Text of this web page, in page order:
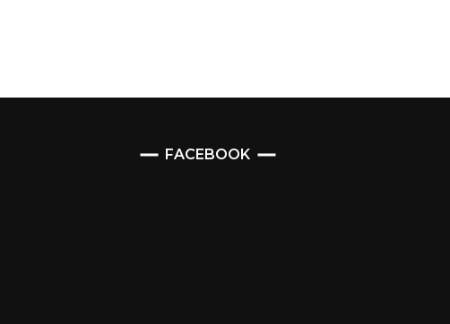
FACEBOOK